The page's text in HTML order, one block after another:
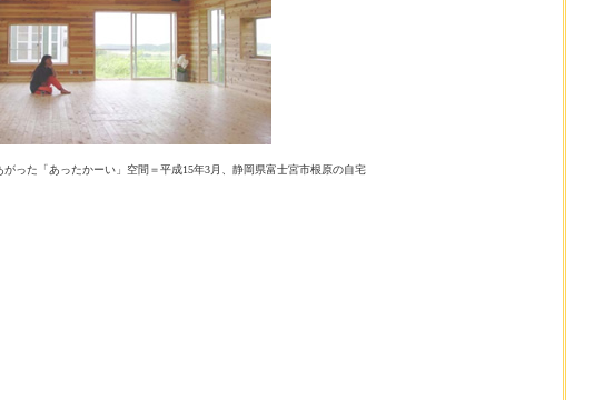
がった「あったかーい」空間＝平成15年3月、静岡県富士宮市根原の自宅